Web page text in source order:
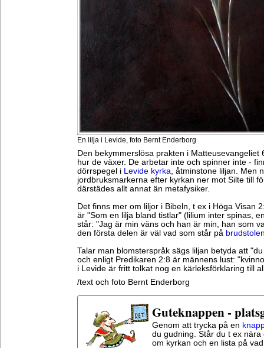
En lilja i Levide, foto Bernt Enderborg
Den bekymmerslösa prakten i Matteusevangeliet
hur de växer. De arbetar inte och spinner inte -
dörrspegel i Levide kyrka, åtminstone liljan. Men
jordbruksmarkerna efter kyrkan ner mot Silte till
därstädes allt annat än metafysiker.
Det finns mer om liljor i Bibeln, t ex i Höga Visan
är "Som en lilja bland tistlar" (lilium inter spinas,
står: "Jag är min väns och han är min, han som
den första delen är väl vad som står på
Talar man blomsterspråk sägs liljan betyda att
och enligt Predikaren 2:8 är männens lust:
i Levide är fritt tolkat nog en kärleksförklaring till
/text och foto Bernt Enderborg
Guteknappen -
Genom att trycka på en
du gudning. Står du t ex
om kyrkan och en lista på